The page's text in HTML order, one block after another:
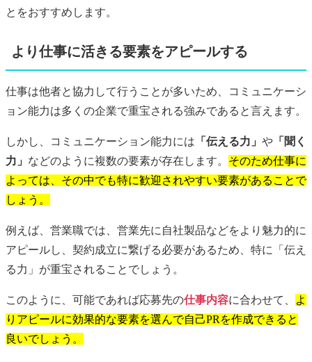
とをおすすめします。
より仕事に活きる要素をアピールする
仕事は他者と協力して行うことが多いため、コミュニケーシ
ョン能力は多くの企業で重宝される強みであると言えます。
しかし、コミュニケーション能力には 「伝える力」 や 「聞く
力」 などのように複数の要素が存在します。 そのため仕事に
よっては、その中でも特に歓迎されやすい要素があることで
しょう。
例えば、営業職では、営業先に自社製品などをより魅力的に
アピールし、契約成立に繋げる必要があるため、特に「伝え
る力」が重宝されることでしょう。
このように、可能であれば応募先の仕事内容に合わせて、
よ
りアピールに効果的な要素を選んで自己PRを作成できると
良いでしょう。